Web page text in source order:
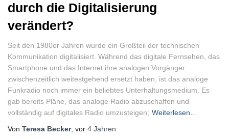
durch die Digitalisierung
verändert?
Seit den 1980er Jahren wurde ein Großteil der technischen
Kommunikation digitalisiert. Während das digitale Fernsehen, das
Smartphone und das Internet ihre analogen Vorgänger
zwischenzeitlich weitestgehend ersetzt haben, ist das analoge
Funkradio noch immer ein beliebtes Unterhaltungsmedium. Es
gab bereits Pläne, das analoge Radio abzuschaffen und
vollständig auf digitales Radio umzusteigen; Weiterlesen…
Von Teresa Becker, vor 4 Jahren